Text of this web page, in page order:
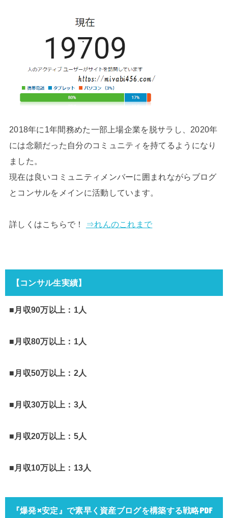
2018年に1年間務めた一部上場企業を脱サラし、2020年
には念願だった自分のコミュニティを持てるようになり
ました。
現在は良いコミュニティメンバーに囲まれながらブログ
とコンサルをメインに活動しています。
詳しくはこちらで！ ⇒れんのこれまで
【コンサル生実績】
■月収90万以上：1人
■月収80万以上：1人
■月収50万以上：2人
■月収30万以上：3人
■月収20万以上：5人
■月収10万以上：13人
『爆発×安定』で素早く資産ブログを構築する戦略PDF